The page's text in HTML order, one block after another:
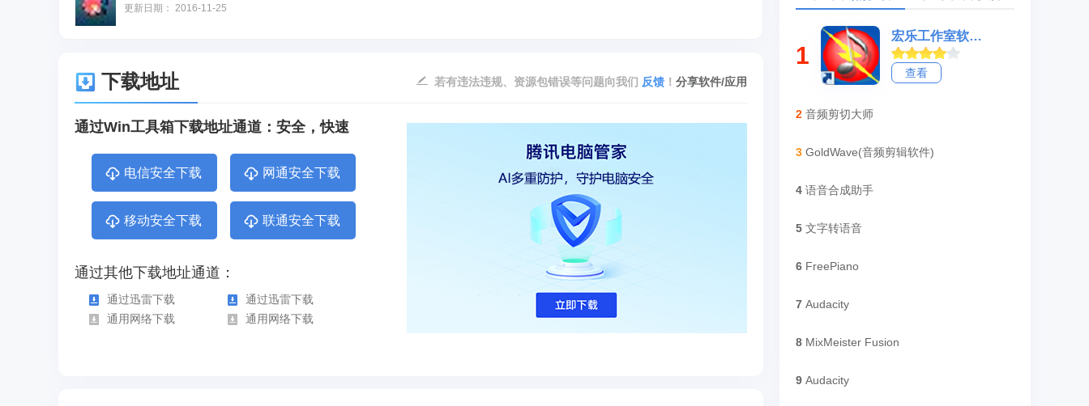
更新日期： 2016-11-25
下载地址 分享软件/应用
若有违法违规、资源包错误等问题向我们 反馈 ！
通过Win工具箱下载地址通道：安全，快速
电信安全下载 网通安全下载
移动安全下载 联通安全下载
通过其他下载地址通道：
通过迅雷下载
通过迅雷下载
通用网络下载
通用网络下载
1
宏乐工作室软件大全
查看
2 音频剪切大师
3 GoldWave(音频剪辑软件)
4 语音合成助手
5 文字转语音
6 FreePiano
7 Audacity
8 MixMeister Fusion
9 Audacity